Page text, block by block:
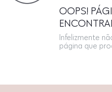
OOPS!
Infelizmente
página que